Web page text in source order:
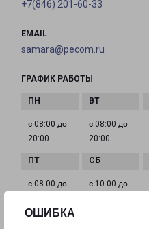
ОШИБКА
+7(846) 201-60-33
EMAIL
samara@pecom.ru
ГРАФИК РАБОТЫ
с 08:00 до
20:00
с 08:00 до
20:00
с 08:00 до
с 10:00 до